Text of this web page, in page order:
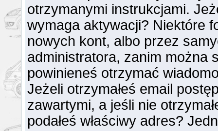
otrzymanymi instrukcjami.
wymaga aktywacji? Niektóre
nowych kont, albo przez
administratora, zanim można
powinieneś otrzymać
Jeżeli otrzymałeś email
zawartymi, a jeśli nie
podałeś właściwy adres?